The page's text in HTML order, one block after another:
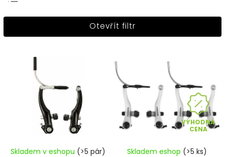
Nejprodávanější
Otevřít filtr
Skladem v eshopu (>5 pár)
VÝHODNÁ
CENA
Skladem eshop (>5 ks)